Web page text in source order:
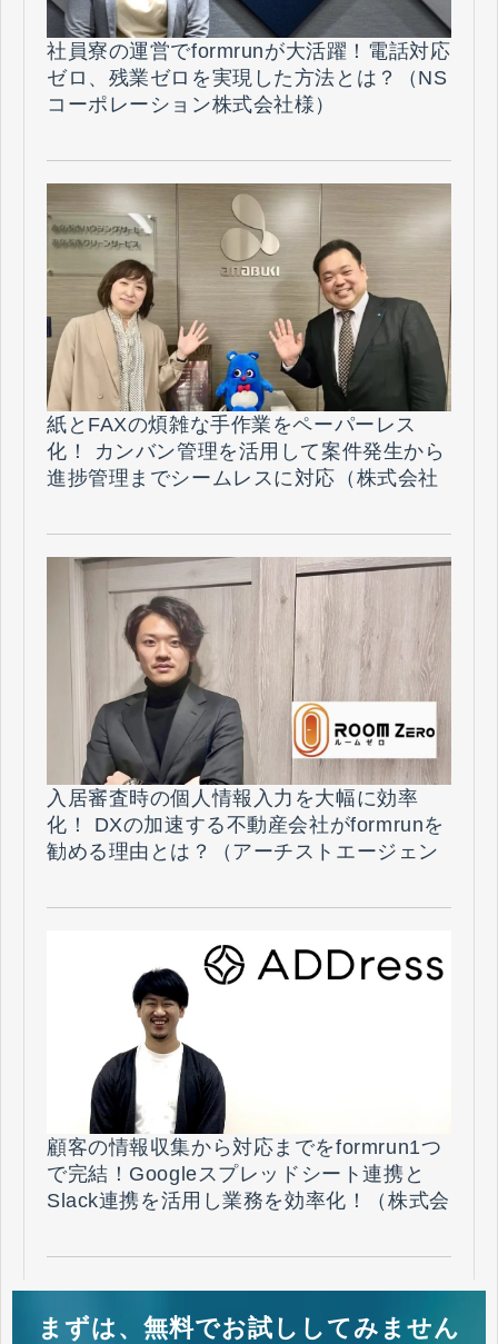
社員寮の運営でformrunが大活躍！電話対応
ゼロ、残業ゼロを実現した方法とは？（NS
コーポレーション株式会社様）
紙とFAXの煩雑な手作業をペーパーレス
化！ カンバン管理を活用して案件発生から
進捗管理までシームレスに対応（株式会社
入居審査時の個人情報入力を大幅に効率
化！ DXの加速する不動産会社がformrunを
勧める理由とは？（アーチストエージェン
顧客の情報収集から対応までをformrun1つ
で完結！Googleスプレッドシート連携と
Slack連携を活用し業務を効率化！（株式会
まずは、無料でお試ししてみません